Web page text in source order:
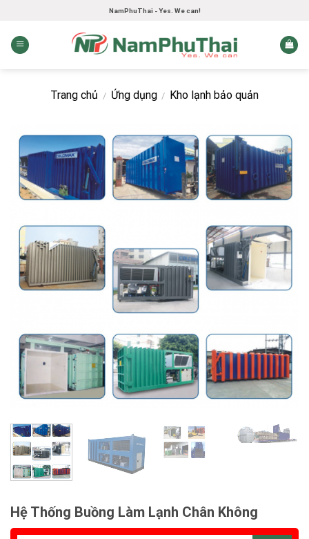
content
NamPhuThai - Yes. We can!
Trang chủ / Ứng dụng / Kho lạnh bảo quản
Hệ Thống Buồng Làm Lạnh Chân Không